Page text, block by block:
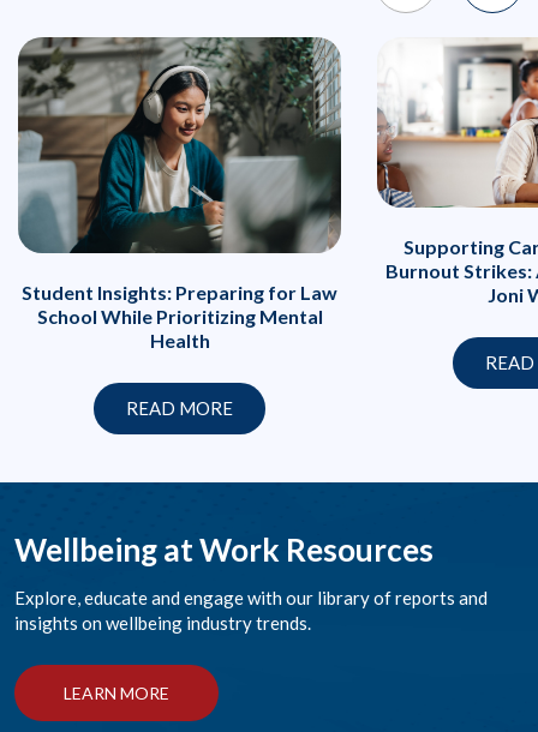
Student Insights: Preparing for Law
School While Prioritizing Mental
Health
READ MORE
Supporting
Burnout
Joni
Wellbeing at Work Resources
Explore, educate and engage with our library of reports and
insights on wellbeing industry trends.
LEARN MORE